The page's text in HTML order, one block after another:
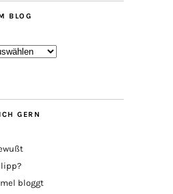
BLOG
GERN
bloggt